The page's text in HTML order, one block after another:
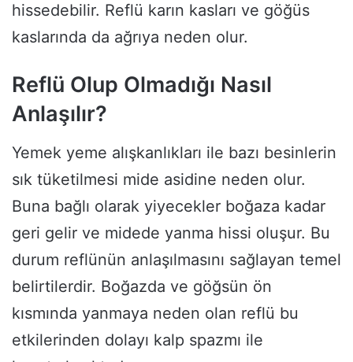
hissedebilir. Reflü karın kasları ve göğüs
kaslarında da ağrıya neden olur.
Reflü Olup Olmadığı Nasıl
Anlaşılır?
Yemek yeme alışkanlıkları ile bazı besinlerin
sık tüketilmesi mide asidine neden olur.
Buna bağlı olarak yiyecekler boğaza kadar
geri gelir ve midede yanma hissi oluşur. Bu
durum reflünün anlaşılmasını sağlayan temel
belirtilerdir. Boğazda ve göğsün ön
kısmında yanmaya neden olan reflü bu
etkilerinden dolayı kalp spazmı ile